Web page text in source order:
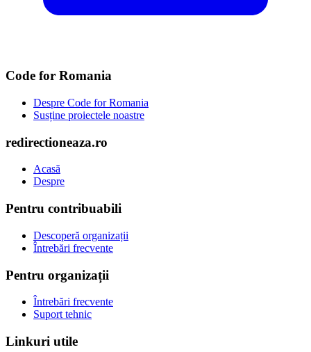
Code for Romania
Despre Code for Romania
Susține proiectele noastre
redirectioneaza.ro
Acasă
Despre
Pentru contribuabili
Descoperă organizații
Întrebări frecvente
Pentru organizații
Întrebări frecvente
Suport tehnic
Linkuri utile